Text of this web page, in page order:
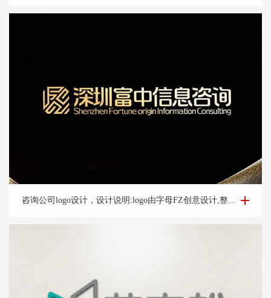
咨询公司logo设计-深圳富*咨询公司logo设计案例 咨询公司logo设计，设计说明:logo由字母FZ创意设计,整体方正大气,整体宛如图腾整体动态上扬,亮眼,体现好机会含义,整体设计简洁大气,易辨识让人过目不忘